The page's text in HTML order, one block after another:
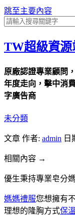
跳至主要內容
TW超級資源
原廠認證專業顧問
年度走向，擊中消
字廣告商
未分類
文章 作者: admin 日
相關內容 →
優生秉持專業皂分
媽媽禮服您想擁有
理想的隆胸方式保